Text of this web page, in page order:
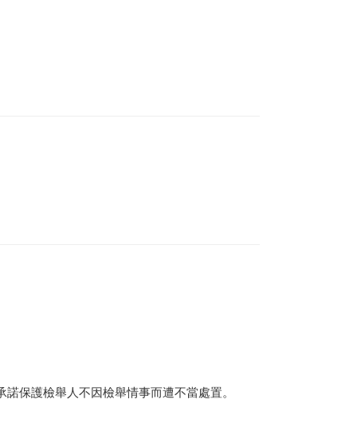
保護檢舉人不因檢舉情事而遭不當處置。